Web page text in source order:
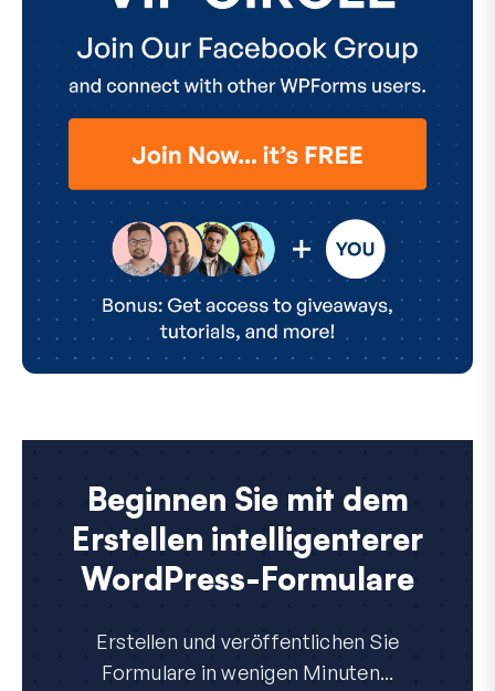
Beginnen Sie mit dem
Erstellen intelligenterer
WordPress-Formulare
Erstellen und veröffentlichen Sie
Formulare in wenigen Minuten...